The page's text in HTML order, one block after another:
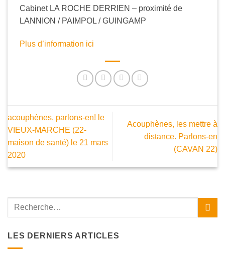
Cabinet LA ROCHE DERRIEN – proximité de
LANNION / PAIMPOL / GUINGAMP
Plus d’information ici
acouphènes, parlons-en! le
VIEUX-MARCHE (22-
maison de santé) le 21 mars
2020
Acouphènes, les mettre à
distance. Parlons-en
(CAVAN 22)
LES DERNIERS ARTICLES